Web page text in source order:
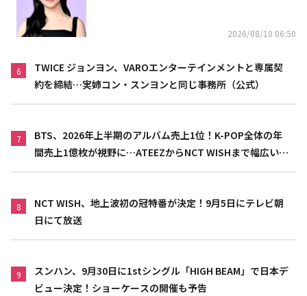
2026/08/10 06:50
6
TWICE ジョンヨン、VAROエンターテインメントと専属契
約を締結…実姉コン・スンヨンと同じ事務所（公式）
7
BTS、2026年上半期のアルバム売上1位！K-POP全体の年
間売上1億枚が視野に…ATEEZからNCT WISHまで幅広い世
8
NCT WISH、地上波初の冠特番が決定！9月5日にテレビ朝
日にて放送
9
スンハン、9月30日に1stシングル「HIGH BEAM」で日本デ
ビュー決定！ショーケースの開催も予告